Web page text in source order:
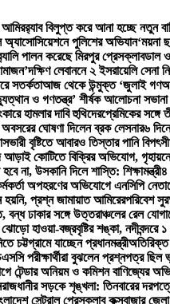
আমিরর‍্যাব বিলুপ্ত করে আনা হচ্ছে নতুন
অ্যাসোসিয়েশনে পুলিশের অভিযান‘ময়না
পালন করেছে মিরপুর প্রেসক্লাবডাল
দক্ষিণ লেবাননে ২ ইসরায়েলি
সতর্কতাআজ থেকে উন্মুক্ত ‘জুলাই
ও গণতন্ত্র’ শীর্ষক আলোচনা সভা
হামলার দাবি হুথিদেরপ্রেমিকের
ঘোষণা দিলেন ব্রক লেসনার৬
ভারী বৃষ্টিতে আবারও তিস্তার পানি
আড়াই কোটিতে বিক্রির অভিযোগ,
না, উসকানি দিলে শাস্তি: শিক্ষামন্ত্রী৪
অপহরণের অভিযোগে এনসিপি
প্রশ্ন জামায়াত আমিরেরপরিবেশ
বন্ধ ঢাকার সঙ্গে উত্তরাঞ্চলের রেল
হাওয়া-বজ্রবৃষ্টির শঙ্কা, নদীবন্দরে
চট্টগ্রামে যাচ্ছেন প্রধানমন্ত্রীঅতিরিক্ত
পরীক্ষার্থীরা বুঝলেন প্রশ্নপত্র ছিল
টেন্ডার অনিয়ম ও কমিশন বাণিজ্যের
রাজধানীর সড়কে শৃঙ্খলা: তিনবারের
সেন্ট্রাল প্রেসক্লাব কক্সবাজার